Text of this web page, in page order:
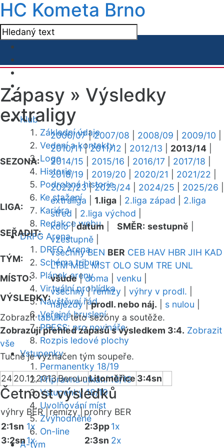
HC Kometa Brno
Klub
Základní údaje
Vedení a kontakty
Logo
Historie
Podrobná historie
Ke stažení
Kariéra
Redakce webu
DRFG Arena
DRFG Arena
Schéma tribun
Plánek areny
Virtuální prohlídka
Návštěvní řád
Veřejné bruslení
PRESS: pro novináře
Rozpis ledové plochy
Vstupenky
Permanentky 18/19
Přípravná utkání 18/19
Vstupenky 18/19
Uvolňování míst
Zvýhodněné
On-line
A-tým
Zápasy » Výsledky
extraligy
SEZONA:
2006/07|2007/08 2008/09 2009/10
2010/11|2011/12 2012/13 2013/14
2014/15
2015/16 2016/17 2017/18
2018/19
2019/20 2020/21 2021/22
2022/23|2023/24 2024/25 2025/26
LIGA:
extraliga 1.liga 2.liga západ
2.liga
střed
2.liga východ
SEŘADIT:
kolo|datum SMĚR: sestupně
vzestupně
TÝM:
všechny BEN BER CEB HAV HBR JIH KAD
LTM MBL MST OLO SUM TRE UNL
MÍSTO:
všude|doma venku
VÝSLEDKY:
všechny|remízy výhry v prodl.
nájezdy|prodl. nebo náj. s nulou
Zobrazittabulkutéto sezóny a soutěže.
Zobrazuji přehled zápasů s výsledkem 3:4. Zobrazit
vše
Tučně je vyznačen tým soupeře.
2420.11.2013BerounLitoměřice 3:4sn
Četnost výsledků
výhry BER | remízy | prohry BER
2:1sn 1x
3:2sn1x
2:3pp1x
2:3sn 2x